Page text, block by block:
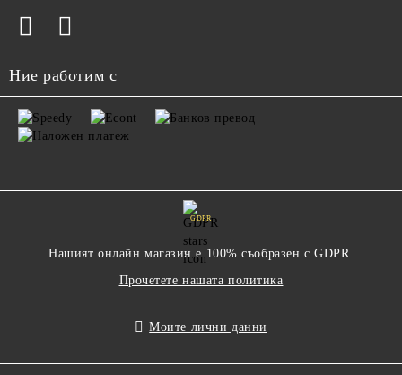
Ние работим с
GDPR
Нашият онлайн магазин е 100% съобразен с GDPR.
Прочетете нашата политика
Моите лични данни